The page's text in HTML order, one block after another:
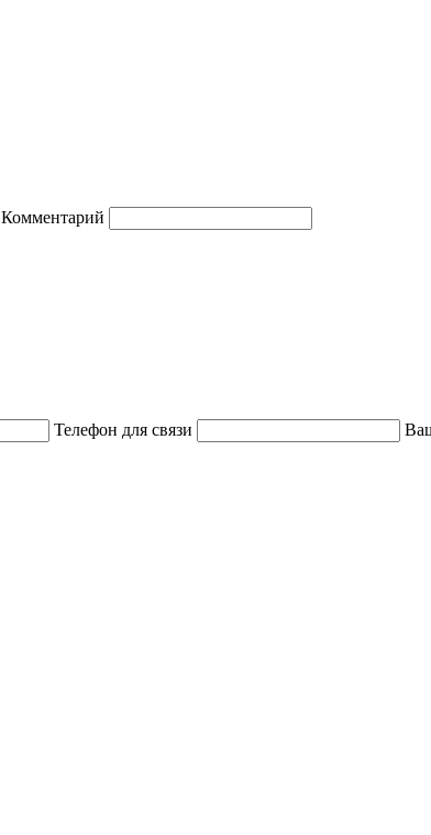
Комментарий
Телефон для связи